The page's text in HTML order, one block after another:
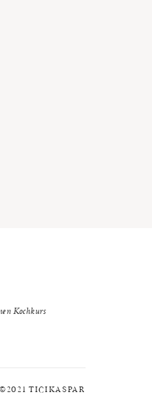
Kochkurs
©2021 TICIKASPAR